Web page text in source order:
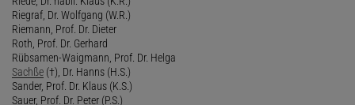
Riegraf, Dr. Wolfgang (W.R.)
Riemann, Prof. Dr. Dieter
Roth, Prof. Dr. Gerhard
Rübsamen-Waigmann, Prof. Dr. Helga
Sachße (†), Dr. Hanns (H.S.)
Sander, Prof. Dr. Klaus (K.S.)
Sauer, Prof. Dr. Peter (P.S.)